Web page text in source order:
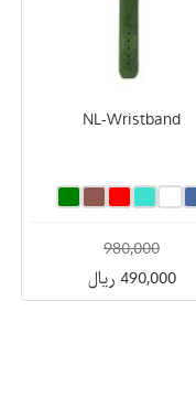
NL-Wristband
980,000
490,000 ریال